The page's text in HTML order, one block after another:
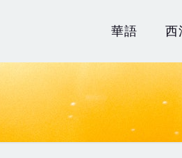
華語 西